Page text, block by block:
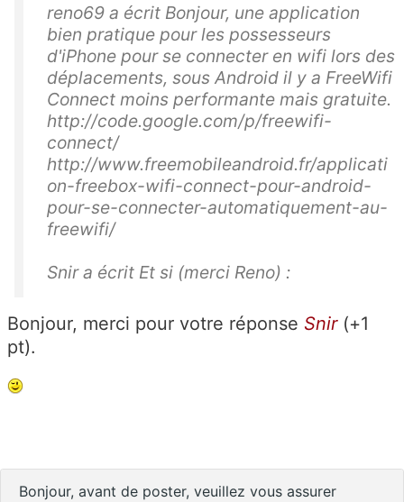
reno69 a écrit Bonjour, une application
bien pratique pour les possesseurs
d'iPhone pour se connecter en wifi lors des
déplacements, sous Android il y a FreeWifi
Connect moins performante mais gratuite.
http://code.google.com/p/freewifi-
connect/
http://www.freemobileandroid.fr/applicati
on-freebox-wifi-connect-pour-android-
pour-se-connecter-automatiquement-au-
freewifi/
Snir a écrit Et si (merci Reno) :
Bonjour, merci pour votre réponse Snir(+1
pt).
Bonjour, avant de poster, veuillez vous assurer